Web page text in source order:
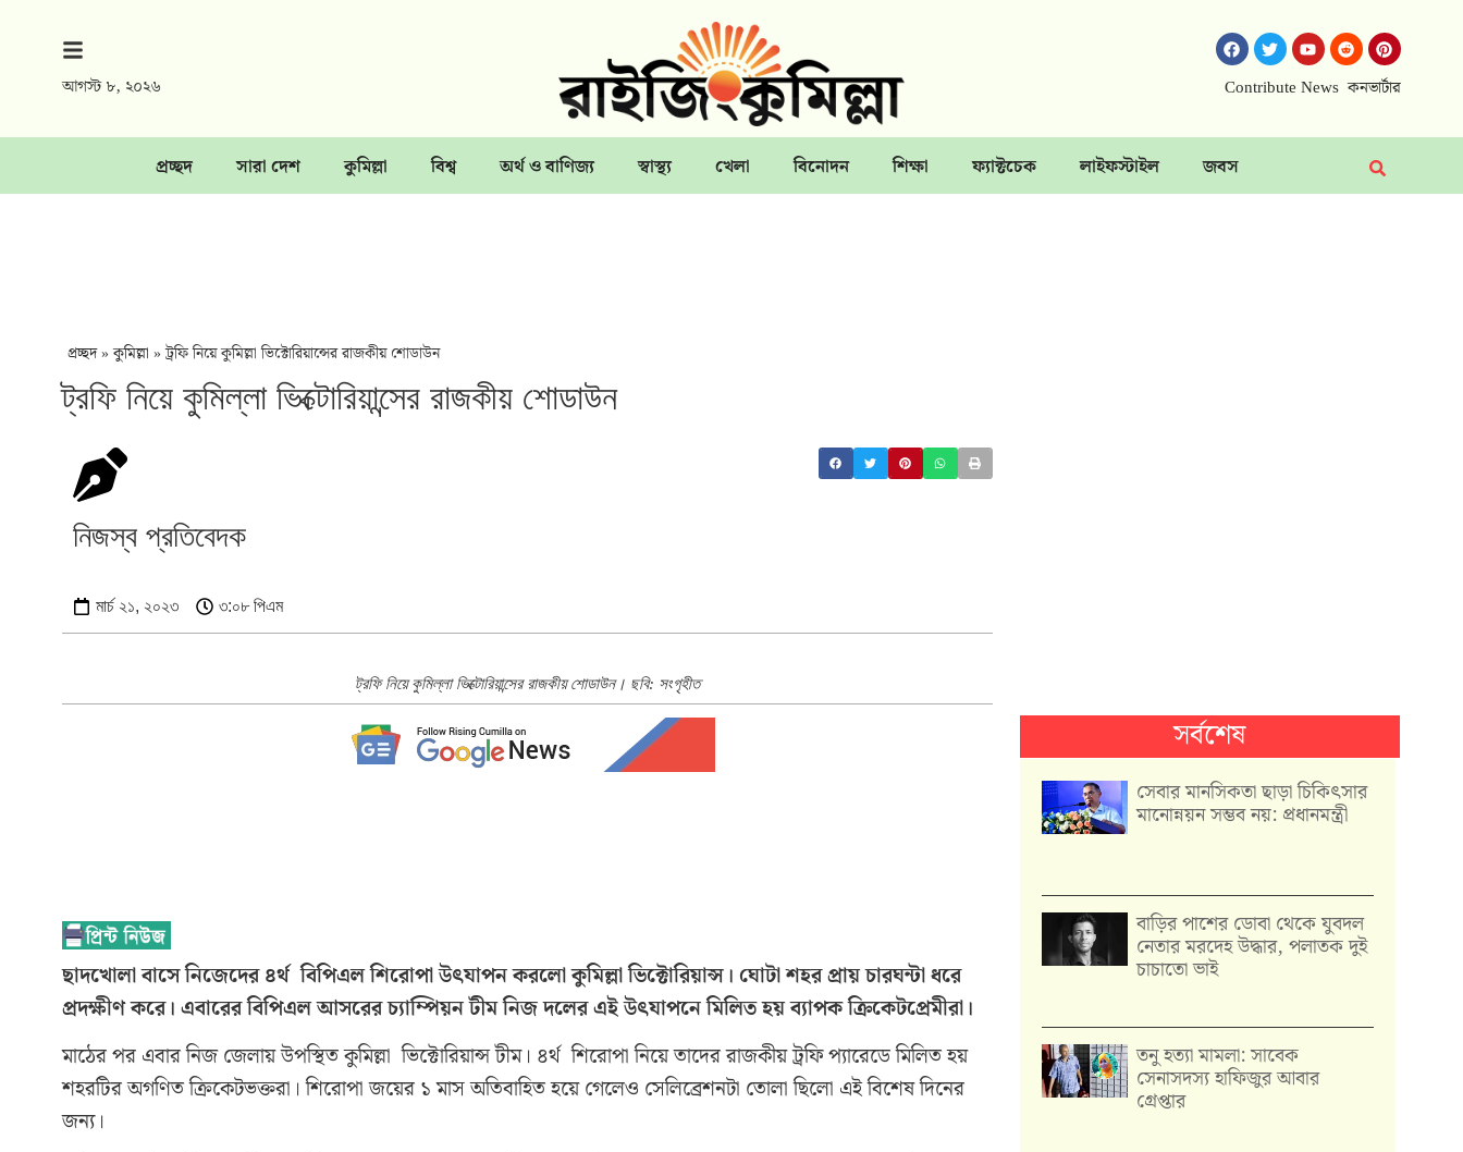
আগস্ট ৮, ২০২৬ Contribute News কনভার্টার
প্রচ্ছদ সারা দেশ কুমিল্লা বিশ্ব অর্থ ও বাণিজ্য স্বাস্থ্য খেলা বিনোদন শিক্ষা ফ্যাক্টচেক লাইফস্টাইল জবস
প্রচ্ছদ»কুমিল্লা »ট্রফি নিয়ে কুমিল্লা ভিক্টোরিয়ান্সের রাজকীয় শোডাউন
ট্রফি নিয়ে কুমিল্লা ভিক্টোরিয়ান্সের রাজকীয় শোডাউন
নিজস্ব প্রতিবেদক
মার্চ ২১, ২০২৩ ৩:০৮ পিএম
ট্রফি নিয়ে কুমিল্লা ভিক্টোরিয়ান্সের রাজকীয় শোডাউন। ছবি: সংগৃহীত
ছাদখোলা বাসে নিজেদের ৪র্থ বিপিএল শিরোপা উৎযাপন করলো কুমিল্লা ভিক্টোরিয়ান্স। ঘোটা শহর প্রায় চারঘন্টা ধরে
প্রদক্ষীণ করে। এবারের বিপিএল আসরের চ্যাম্পিয়ন টীম নিজ দলের এই উৎযাপনে মিলিত হয় ব্যাপক ক্রিকেটপ্রেমীরা।
মাঠের পর এবার নিজ জেলায় উপস্থিত কুমিল্লা ভিক্টোরিয়ান্স টীম। ৪র্থ শিরোপা নিয়ে তাদের রাজকীয় ট্রফি প্যারেডে মিলিত হয়
শহরটির অগণিত ক্রিকেটভক্তরা। শিরোপা জয়ের ১ মাস অতিবাহিত হয়ে গেলেও সেলিব্রেশনটা তোলা ছিলো এই বিশেষ দিনের
জন্য।
সর্বশেষ
সেবার মানসিকতা ছাড়া চিকিৎসার
মানোন্নয়ন সম্ভব নয়: প্রধানমন্ত্রী
বাড়ির পাশের ডোবা থেকে যুবদল
নেতার মরদেহ উদ্ধার, পলাতক দুই
চাচাতো ভাই
তনু হত্যা মামলা: সাবেক
সেনাসদস্য হাফিজুর আবার
গ্রেপ্তার